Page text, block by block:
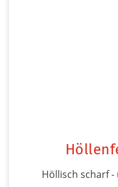
Höllisch scharf